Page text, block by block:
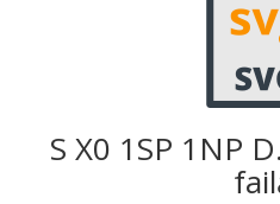
S X0 1SP 1NP